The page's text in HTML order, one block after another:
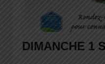
DIMANCHE 1